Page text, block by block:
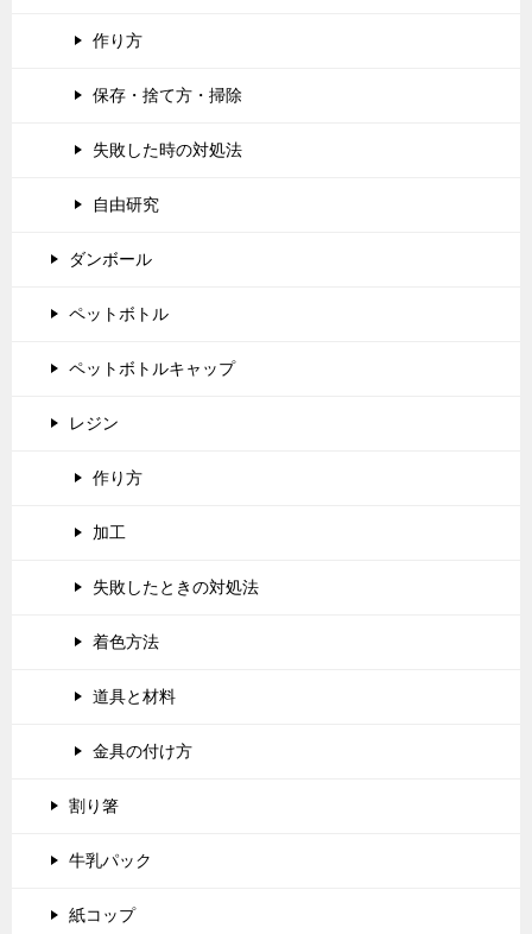
作り方
保存・捨て方・掃除
失敗した時の対処法
自由研究
ダンボール
ペットボトル
ペットボトルキャップ
レジン
作り方
加工
失敗したときの対処法
着色方法
道具と材料
金具の付け方
割り箸
牛乳パック
紙コップ